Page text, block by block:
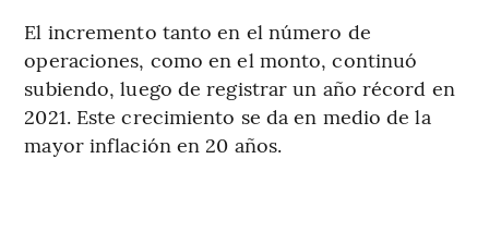
El incremento tanto en el número de
operaciones, como en el monto, continuó
subiendo, luego de registrar un año récord en
2021. Este crecimiento se da en medio de la
mayor inflación en 20 años.